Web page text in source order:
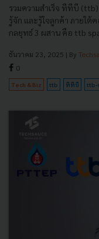
รวมความสำเร็จ ทีทีบี
รู้จัก และรู้ใจลูกค้า ภายใต้
กลยุทธ์ 3 ผสาน คือ ttb
ธันวาคม 23, 2025 | By
0
Tech & Biz ttb ทีทีบี ttb-